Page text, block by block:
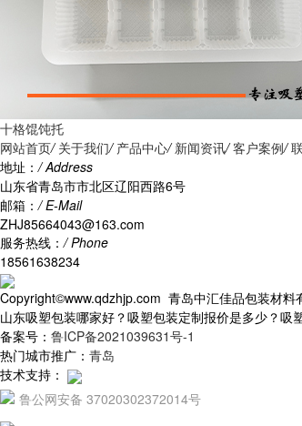
十格馄饨托
网站首页/ 关于我们/ 产品中心/ 新闻资讯/ 客户案例/
地址：/ Address
山东省青岛市市北区辽阳西路6号
邮箱：/ E-Mail
ZHJ85664043@163.com
服务热线：/ Phone
18561638234
Copyright©www.qdzhjp.com 青岛中汇佳品包装材料
山东吸塑包装哪家好？吸塑包装定制报价是多少？
备案号： 鲁ICP备2021039631号-1
热门城市推广： 青岛
技术支持：
鲁公网安备 37020302372014号